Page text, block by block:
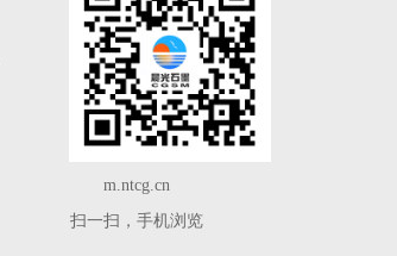
m.ntcg.cn
扫一扫，手机浏览